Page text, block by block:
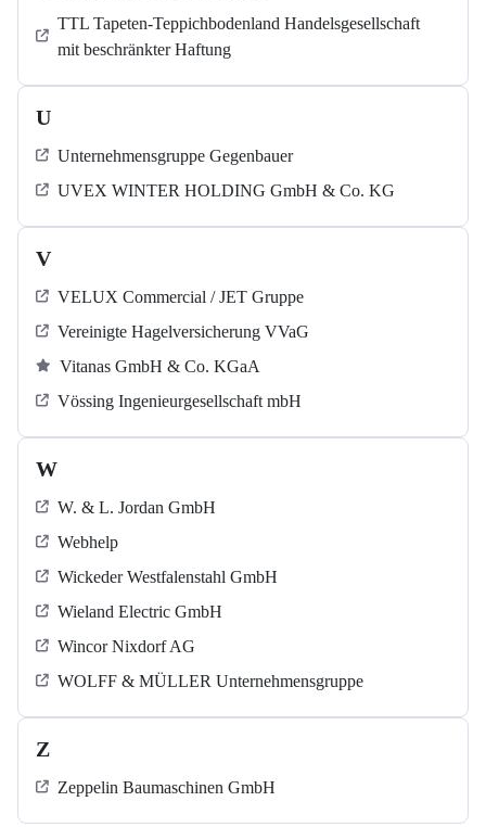
TTL Tapeten-Teppichbodenland Handelsgesellschaft
mit beschränkter Haftung
U
Unternehmensgruppe Gegenbauer
UVEX WINTER HOLDING GmbH & Co. KG
V
VELUX Commercial / JET Gruppe
Vereinigte Hagelversicherung VVaG
Vitanas GmbH & Co. KGaA
Vössing Ingenieurgesellschaft mbH
W
W. & L. Jordan GmbH
Webhelp
Wickeder Westfalenstahl GmbH
Wieland Electric GmbH
Wincor Nixdorf AG
WOLFF & MÜLLER Unternehmensgruppe
Z
Zeppelin Baumaschinen GmbH